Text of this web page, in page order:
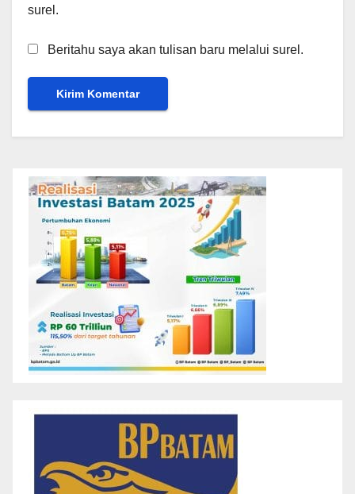
surel.
Beritahu saya akan tulisan baru melalui surel.